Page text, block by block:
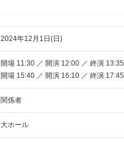
2024年12月1日(日)
開場 11:30 ／ 開演 12:00 ／ 終演 13:35
開場 15:40 ／ 開演 16:10 ／ 終演 17:45
関係者
大ホール